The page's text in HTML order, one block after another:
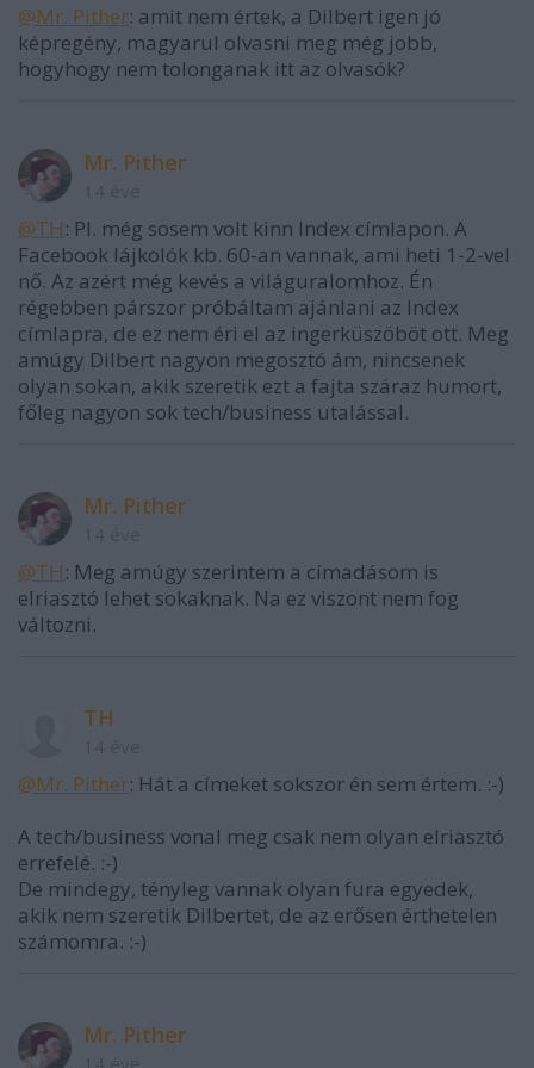
@Mr. Pither: amit nem értek, a Dilbert igen jó
képregény, magyarul olvasni meg még jobb,
hogyhogy nem tolonganak itt az olvasók?
Mr. Pither
@TH: Pl. még sosem volt kinn Index címlapon. A
Facebook lájkolók kb. 60-an vannak, ami heti 1-2-vel
nő. Az azért még kevés a világuralomhoz. Én
régebben párszor próbáltam ajánlani az Index
címlapra, de ez nem éri el az ingerküszöböt ott. Meg
amúgy Dilbert nagyon megosztó ám, nincsenek
olyan sokan, akik szeretik ezt a fajta száraz humort,
főleg nagyon sok tech/business utalással.
Mr. Pither
@TH: Meg amúgy szerintem a címadásom is
elriasztó lehet sokaknak. Na ez viszont nem fog
változni.
TH
@Mr. Pither: Hát a címeket sokszor én sem értem. :-)
A tech/business vonal meg csak nem olyan elriasztó
errefelé. :-)
De mindegy, tényleg vannak olyan fura egyedek,
akik nem szeretik Dilbertet, de az erősen érthetelen
számomra. :-)
Mr. Pither